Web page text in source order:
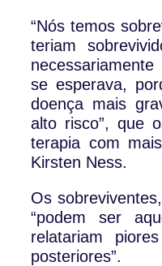
“Nós temos
teriam
se esperava,
doença mais
alto risco”, que
terapia com
Kirsten Ness.
Os
“podem ser
relatariam
posteriores”.